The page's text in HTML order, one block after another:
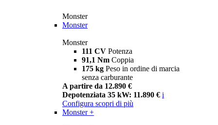
Monster
Monster
Monster
111 CV Potenza
91,1 Nm Coppia
175 kg Peso in ordine di marcia
senza carburante
A partire da 12.890 €
Depotenziata 35 kW: 11.890 € i
Configura scopri di più
Monster +